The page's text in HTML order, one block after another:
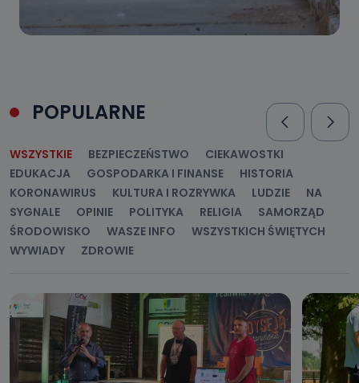
POPULARNE
WSZYSTKIE BEZPIECZEŃSTWO
CIEKAWOSTKI
EDUKACJA
GOSPODARKA I FINANSE
HISTORIA
KORONAWIRUS
KULTURA I ROZRYWKA LUDZIE
NA
SYGNALE
OPINIE POLITYKA RELIGIA
SAMORZĄD
ŚRODOWISKO
WASZE INFO
WSZYSTKICH ŚWIĘTYCH
WYWIADY
ZDROWIE